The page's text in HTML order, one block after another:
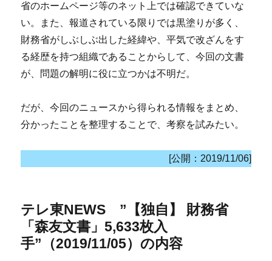
省のホームページ等のネット上では確認できていな
い。また、報道されている限りでは黒塗りが多く、
財務省がしぶしぶ出した経緯や、平気で改ざんをす
る経歴を持つ組織であることからして、今回の文書
が、問題の解明に役に立つかは不明だ。
だが、今回のニュースから得られる情報をまとめ、
分かったことを整理することで、考察を試みたい。
[公開：2019/11/06]
テレ東NEWS ”【独自】 財務省
「森友文書」5,633枚入
手”（2019/11/05）の内容